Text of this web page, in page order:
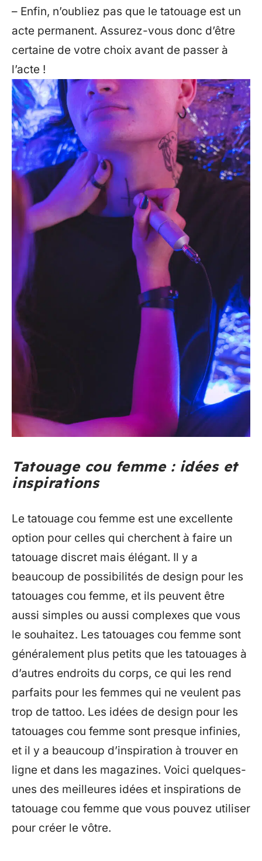
– Enfin, n’oubliez pas que le tatouage est un
acte permanent. Assurez-vous donc d’être
certaine de votre choix avant de passer à
l’acte !
Tatouage cou femme : idées et
inspirations
Le tatouage cou femme est une excellente
option pour celles qui cherchent à faire un
tatouage discret mais élégant. Il y a
beaucoup de possibilités de design pour les
tatouages cou femme, et ils peuvent être
aussi simples ou aussi complexes que vous
le souhaitez. Les tatouages cou femme sont
généralement plus petits que les tatouages à
d’autres endroits du corps, ce qui les rend
parfaits pour les femmes qui ne veulent pas
trop de tattoo. Les idées de design pour les
tatouages cou femme sont presque infinies,
et il y a beaucoup d’inspiration à trouver en
ligne et dans les magazines. Voici quelques-
unes des meilleures idées et inspirations de
tatouage cou femme que vous pouvez utiliser
pour créer le vôtre.